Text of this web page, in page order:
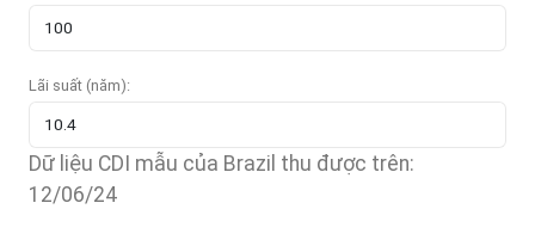
Lãi suất (năm):
Dữ liệu CDI mẫu của Brazil thu được trên:
12/06/24